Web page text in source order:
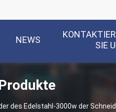
NEWS
SIE
des Edelstahl-3000w der